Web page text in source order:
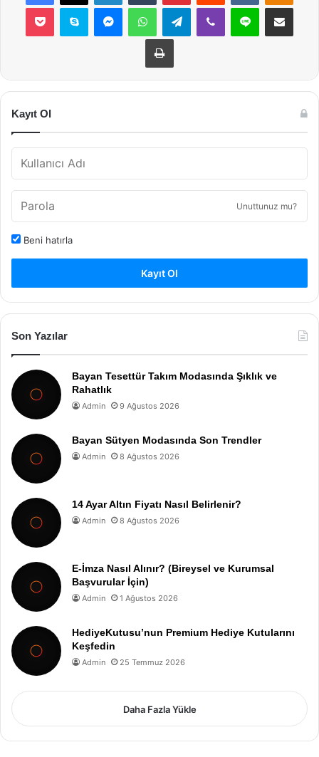
Pocket Skype MessengerWhatsAppTelegramViber Line E-Posta ile
Yazdır
Kayıt Ol
Unuttunuz mu?
Beni hatırla
Kayıt Ol
Son Yazılar
Bayan Tesettür Takım Modasında Şıklık ve
Rahatlık
Admin 9 Ağustos 2026
Bayan Sütyen Modasında Son Trendler
Admin 8 Ağustos 2026
14 Ayar Altın Fiyatı Nasıl Belirlenir?
Admin 8 Ağustos 2026
E-İmza Nasıl Alınır? (Bireysel ve Kurumsal
Başvurular İçin)
Admin 1 Ağustos 2026
HediyeKutusu’nun Premium Hediye Kutularını
Keşfedin
Admin 25 Temmuz 2026
Daha Fazla Yükle